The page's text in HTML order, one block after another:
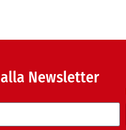
Newsletter